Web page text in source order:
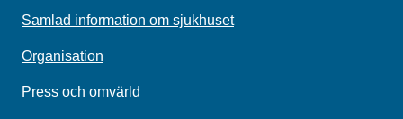
Samlad information om sjukhuset
Organisation
Press och omvärld